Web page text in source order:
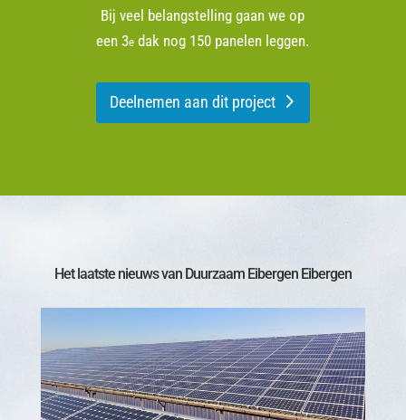
Bij veel belangstelling gaan we op
een 3e dak nog 150 panelen leggen.
Deelnemen aan dit project
Het laatste nieuws van Duurzaam Eibergen Eibergen